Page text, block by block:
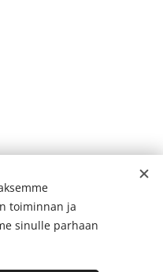
Ikurin
Evästeet
toiminnan ja
sinulle parhaan